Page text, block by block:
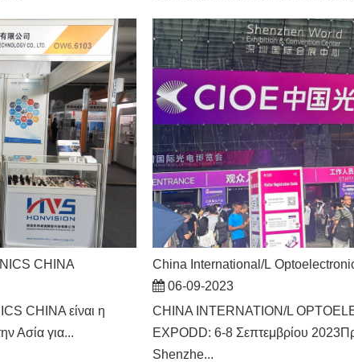
CHINA
CHINA είναι η
Ασία για...
China International/L
06-09-2023
CHINA INTERNATION/L
EXPODD: 6-8 Σεπτεμβρίου
Shenzhe...